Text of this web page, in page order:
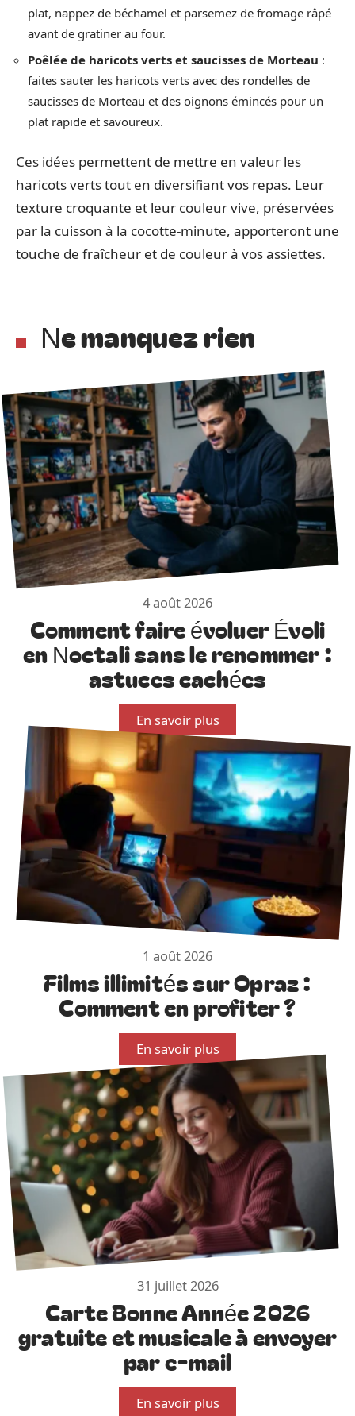
plat, nappez de béchamel et parsemez de fromage râpé
avant de gratiner au four.
Poêlée de haricots verts et saucisses de Morteau :
faites sauter les haricots verts avec des rondelles de
saucisses de Morteau et des oignons émincés pour un
plat rapide et savoureux.
Ces idées permettent de mettre en valeur les
haricots verts tout en diversifiant vos repas. Leur
texture croquante et leur couleur vive, préservées
par la cuisson à la cocotte-minute, apporteront une
touche de fraîcheur et de couleur à vos assiettes.
Ne manquez rien
4 août 2026
Comment faire évoluer Évoli
en Noctali sans le renommer :
astuces cachées
En savoir plus
1 août 2026
Films illimités sur Opraz :
Comment en profiter ?
En savoir plus
31 juillet 2026
Carte Bonne Année 2026
gratuite et musicale à envoyer
par e-mail
En savoir plus